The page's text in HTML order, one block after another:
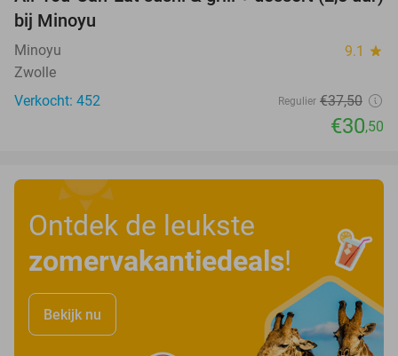
bij Minoyu
Minoyu 9.1 star
Zwolle
Verkocht: 452
Regulier €37,50
€30,50
Ontdek de leukste
zomervakantiedeals!
Bekijk nu